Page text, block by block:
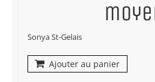
Sonya St-Gelais
Ajouter au panier